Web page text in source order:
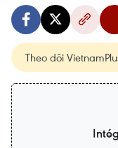
Theo dõi